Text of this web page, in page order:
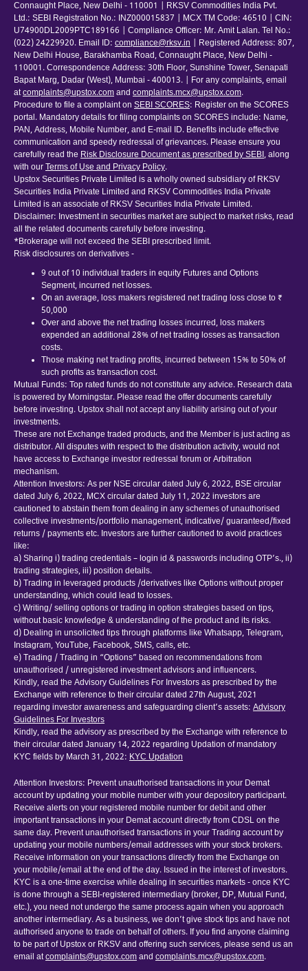
Connaught Place, New Delhi - 110001 | RKSV Commodities India Pvt.
Ltd.: SEBI Registration No.: INZ000015837 | MCX TM Code: 46510 | CIN:
U74900DL2009PTC189166 | Compliance Officer: Mr. Amit Lalan. Tel No.:
(022) 24229920. Email ID: compliance@rksv.in
| Registered Address: 807,
New Delhi House, Barakhamba Road, Connaught Place, New Delhi -
110001. Correspondence Address: 30th Floor, Sunshine Tower, Senapati
Bapat Marg, Dadar (West), Mumbai - 400013. | For any complaints, email
atcomplaints@upstox.comand complaints.mcx@upstox.com.
Procedure to file a complaint on SEBI SCORES: Register on the SCORES
portal. Mandatory details for filing complaints on SCORES include: Name,
PAN, Address, Mobile Number, and E-mail ID. Benefits include effective
communication and speedy redressal of grievances. Please ensure you
carefully read the Risk Disclosure Document as prescribed by SEBI, along
with ourTerms of Use and Privacy Policy.
Upstox Securities Private Limited is a wholly owned subsidiary of RKSV
Securities India Private Limited and RKSV Commodities India Private
Limited is an associate of RKSV Securities India Private Limited.
Disclaimer: Investment in securities market are subject to market risks, read
all the related documents carefully before investing.
*Brokerage will not exceed the SEBI prescribed limit.
Risk disclosures on derivatives -
9 out of 10 individual traders in equity Futures and Options
Segment, incurred net losses.
On an average, loss makers registered net trading loss close to ₹
50,000
Over and above the net trading losses incurred, loss makers
expended an additional 28% of net trading losses as transaction
costs.
Those making net trading profits, incurred between 15% to 50% of
such profits as transaction cost.
Mutual Funds: Top rated funds do not constitute any advice. Research data
is powered by Morningstar. Please read the offer documents carefully
before investing. Upstox shall not accept any liability arising out of your
investments.
These are not Exchange traded products, and the Member is just acting as
distributor. All disputes with respect to the distribution activity, would not
have access to Exchange investor redressal forum or Arbitration
mechanism.
Attention Investors: As per NSE circular dated July 6, 2022, BSE circular
dated July 6, 2022, MCX circular dated July 11, 2022 investors are
cautioned to abstain them from dealing in any schemes of unauthorised
collective investments/portfolio management, indicative/ guaranteed/fixed
returns / payments etc. Investors are further cautioned to avoid practices
like:
a) Sharing i) trading credentials – login id & passwords including OTP’s., ii)
trading strategies, iii) position details.
b) Trading in leveraged products /derivatives like Options without proper
understanding, which could lead to losses.
c) Writing/ selling options or trading in option strategies based on tips,
without basic knowledge & understanding of the product and its risks.
d) Dealing in unsolicited tips through platforms like Whatsapp, Telegram,
Instagram, YouTube, Facebook, SMS, calls, etc.
e) Trading / Trading in “Options” based on recommendations from
unauthorised / unregistered investment advisors and influencers.
Kindly, read the Advisory Guidelines For Investors as prescribed by the
Exchange with reference to their circular dated 27th August, 2021
regarding investor awareness and safeguarding client’s assets: Advisory
Guidelines For Investors
Kindly, read the advisory as prescribed by the Exchange with reference to
their circular dated January 14, 2022 regarding Updation of mandatory
KYC fields by March 31, 2022: KYC Updation
Attention Investors: Prevent unauthorised transactions in your Demat
account by updating your mobile number with your depository participant.
Receive alerts on your registered mobile number for debit and other
important transactions in your Demat account directly from CDSL on the
same day. Prevent unauthorised transactions in your Trading account by
updating your mobile numbers/email addresses with your stock brokers.
Receive information on your transactions directly from the Exchange on
your mobile/email at the end of the day. Issued in the interest of investors.
KYC is a one-time exercise while dealing in securities markets - once KYC
is done through a SEBI-registered intermediary (broker, DP, Mutual Fund,
etc.), you need not undergo the same process again when you approach
another intermediary. As a business, we don’t give stock tips and have not
authorised anyone to trade on behalf of others. If you find anyone claiming
to be part of Upstox or RKSV and offering such services, please send us an
email atcomplaints@upstox.comand complaints.mcx@upstox.com.